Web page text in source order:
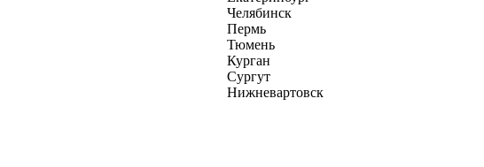
Челябинск
Пермь
Тюмень
Курган
Сургут
Нижневартовск